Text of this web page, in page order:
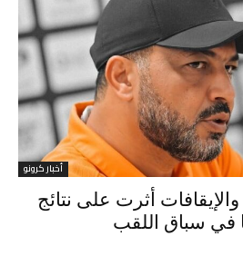
أخبار كرونو
أثرت على نتائج
في سباق اللقب